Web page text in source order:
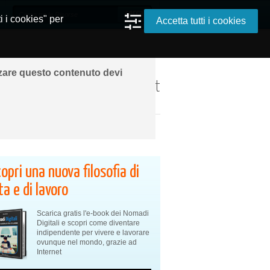
questo contenuto devi
ovunque grazie a Internet
una nuova filosofia di
e di lavoro
Scarica gratis l'e-book dei Nomadi
Digitali e scopri come diventare
indipendente per vivere e lavorare
ovunque nel mondo, grazie ad
Internet
i cookies" per
Accetta tutti i cookies